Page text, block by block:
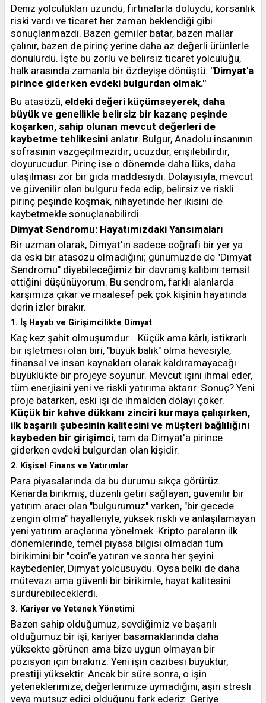
Deniz yolculukları uzundu, fırtınalarla doluydu, korsanlık
riski vardı ve ticaret her zaman beklendiği gibi
sonuçlanmazdı. Bazen gemiler batar, bazen mallar
çalınır, bazen de pirinç yerine daha az değerli ürünlerle
dönülürdü. İşte bu zorlu ve belirsiz ticaret yolculuğu,
halk arasında zamanla bir özdeyişe dönüştü: "Dimyat'a
pirince giderken evdeki bulgurdan olmak."
Bu atasözü, eldeki değeri küçümseyerek, daha
büyük ve genellikle belirsiz bir kazanç peşinde
koşarken, sahip olunan mevcut değerleri de
kaybetme tehlikesini anlatır. Bulgur, Anadolu insanının
sofrasının vazgeçilmezidir; ucuzdur, erişilebilirdir,
doyurucudur. Pirinç ise o dönemde daha lüks, daha
ulaşılması zor bir gıda maddesiydi. Dolayısıyla, mevcut
ve güvenilir olan bulguru feda edip, belirsiz ve riskli
pirinç peşinde koşmak, nihayetinde her ikisini de
kaybetmekle sonuçlanabilirdi.
Dimyat Sendromu: Hayatımızdaki Yansımaları
Bir uzman olarak, Dimyat'ın sadece coğrafi bir yer ya
da eski bir atasözü olmadığını; günümüzde de "Dimyat
Sendromu" diyebileceğimiz bir davranış kalıbını temsil
ettiğini düşünüyorum. Bu sendrom, farklı alanlarda
karşımıza çıkar ve maalesef pek çok kişinin hayatında
derin izler bırakır.
1. İş Hayatı ve Girişimcilikte Dimyat
Kaç kez şahit olmuşumdur... Küçük ama kârlı, istikrarlı
bir işletmesi olan biri, "büyük balık" olma hevesiyle,
finansal ve insan kaynakları olarak kaldıramayacağı
büyüklükte bir projeye soyunur. Mevcut işini ihmal eder,
tüm enerjisini yeni ve riskli yatırıma aktarır. Sonuç? Yeni
proje batarken, eski işi de ihmalden dolayı çöker.
Küçük bir kahve dükkanı zinciri kurmaya çalışırken,
ilk başarılı şubesinin kalitesini ve müşteri bağlılığını
kaybeden bir girişimci, tam da Dimyat'a pirince
giderken evdeki bulgurdan olan kişidir.
2. Kişisel Finans ve Yatırımlar
Para piyasalarında da bu durumu sıkça görürüz.
Kenarda birikmiş, düzenli getiri sağlayan, güvenilir bir
yatırım aracı olan "bulgurumuz" varken, "bir gecede
zengin olma" hayalleriyle, yüksek riskli ve anlaşılamayan
yeni yatırım araçlarına yönelmek. Kripto paraların ilk
dönemlerinde, temel piyasa bilgisi olmadan tüm
birikimini bir "coin"e yatıran ve sonra her şeyini
kaybedenler, Dimyat yolcusuydu. Oysa belki de daha
mütevazı ama güvenli bir birikimle, hayat kalitesini
sürdürebileceklerdi.
3. Kariyer ve Yetenek Yönetimi
Bazen sahip olduğumuz, sevdiğimiz ve başarılı
olduğumuz bir işi, kariyer basamaklarında daha
yüksekte görünen ama bize uygun olmayan bir
pozisyon için bırakırız. Yeni işin cazibesi büyüktür,
prestiji yüksektir. Ancak bir süre sonra, o işin
yeteneklerimize, değerlerimize uymadığını, aşırı stresli
veya mutsuz edici olduğunu fark ederiz. Geriye